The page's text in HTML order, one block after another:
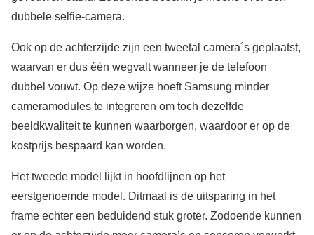
dubbele selfie-camera.
Ook op de achterzijde zijn een tweetal camera´s geplaatst,
waarvan er dus één wegvalt wanneer je de telefoon
dubbel vouwt. Op deze wijze hoeft Samsung minder
cameramodules te integreren om toch dezelfde
beeldkwaliteit te kunnen waarborgen, waardoor er op de
kostprijs bespaard kan worden.
Het tweede model lijkt in hoofdlijnen op het
eerstgenoemde model. Ditmaal is de uitsparing in het
frame echter een beduidend stuk groter. Zodoende kunnen